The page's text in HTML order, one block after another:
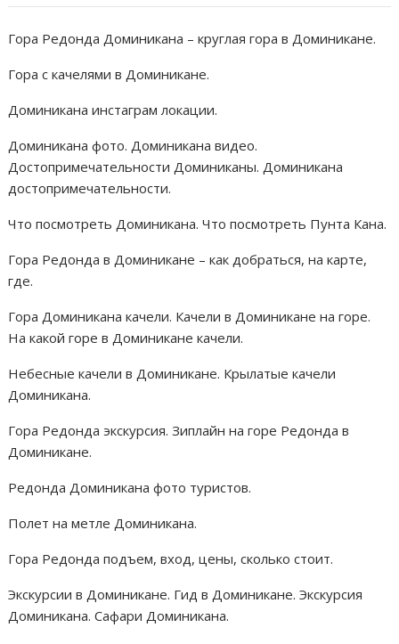
ь
Гора Редонда Доминикана – круглая гора в Доминикане.
Гора с качелями в Доминикане.
Доминикана инстаграм локации.
Доминикана фото. Доминикана видео.
Достопримечательности Доминиканы. Доминикана
достопримечательности.
Что посмотреть Доминикана. Что посмотреть Пунта Кана.
Гора Редонда в Доминикане – как добраться, на карте,
где.
Гора Доминикана качели. Качели в Доминикане на горе.
На какой горе в Доминикане качели.
Небесные качели в Доминикане. Крылатые качели
Доминикана.
Гора Редонда экскурсия. Зиплайн на горе Редонда в
Доминикане.
Редонда Доминикана фото туристов.
Полет на метле Доминикана.
Гора Редонда подъем, вход, цены, сколько стоит.
Экскурсии в Доминикане. Гид в Доминикане. Экскурсия
Доминикана. Сафари Доминикана.